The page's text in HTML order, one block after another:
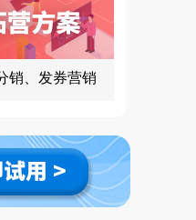
销、发券营销